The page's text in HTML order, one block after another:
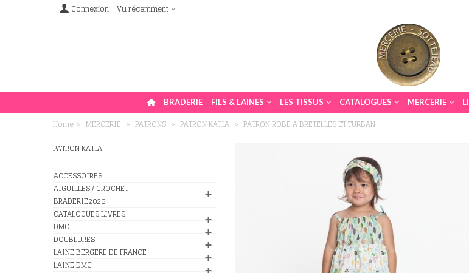
Connexion Vu récemment
BRADERIE FILS & LAINES LES TISSUS CATALOGUES MERCERIE
Home > MERCERIE > PATRONS > PATRON KATIA > PATRON ROBE A BRETELLES ET TURBAN
PATRON KATIA
ACCESSOIRES
AIGUILLES / CROCHET
BRADERIE2026
CATALOGUES LIVRES
DMC
DOUBLURES
LAINE BERGERE DE FRANCE
LAINE DMC